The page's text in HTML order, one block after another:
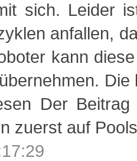
sich. Leider
anfallen,
kann
Die
Der Beitrag
zuerst auf